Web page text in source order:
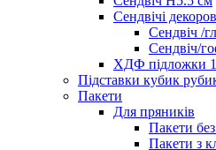
Сендвічі
Сендвіч /
Сендвіч/
ХДФ підложки
Підставки кубик
Пакети
Для пряників
Пакети
Пакети з